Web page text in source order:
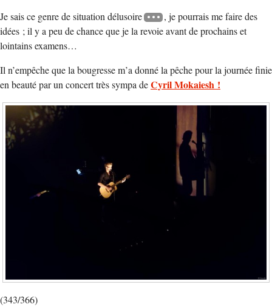
Je sais ce genre de situation délusoire
, je pourrais me faire des
idées ; il y a peu de chance que je la revoie avant de prochains et
lointains examens…
Il n’empêche que la bougresse m’a donné la pêche pour la journée finie
en beauté par un concert très sympa deCyril Mokaiesh !
(343/366)